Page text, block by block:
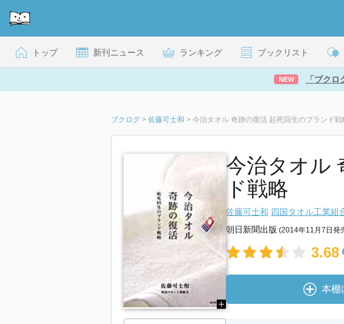
トップ 新刊ニュース ランキング ブックリスト
NEW 「ブク
ブクログ > 佐藤可士和 > 今治タオル 奇跡の復活 起死回生のブランド戦
今治タオル
ド戦略
佐藤可士和 四国タオル工業組
朝日新聞出版 (2014年11月7日発
3.68
本棚